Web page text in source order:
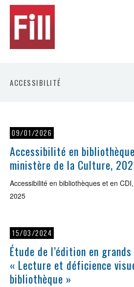
ACCESSIBILITÉ
09/01/2026
Accessibilité en
ministère de la Culture,
Accessibilité en bibliothèques et en
2025
15/03/2024
Étude de l’édition en
« Lecture et déficience
bibliothèque »